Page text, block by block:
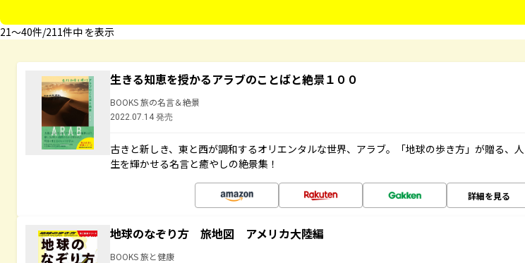
21〜40件/211件中 を表示
生きる知恵を授かるアラブのことばと絶景１００
BOOKS 旅の名言＆絶景
2022.07.14 発売
古きと新しき、東と西が調和するオリエンタルな世界、アラブ。「地球の歩き方」が贈る、人
生を輝かせる名言と癒やしの絶景集！
詳細を見る
地球のなぞり方 旅地図 アメリカ大陸編
BOOKS 旅と健康